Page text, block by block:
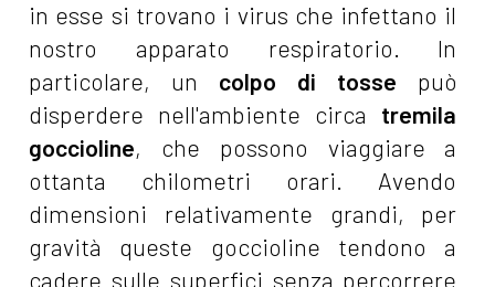
in esse si trovano i virus che infettano il
nostro apparato respiratorio. In
particolare, un colpo di tosse può
disperdere nell'ambiente circa tremila
goccioline, che possono viaggiare a
ottanta chilometri orari. Avendo
dimensioni relativamente grandi, per
gravità queste goccioline tendono a
cadere sulle superfici senza percorrere